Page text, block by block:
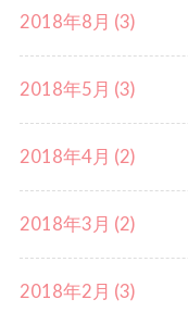
2018年8月 (3)
2018年5月 (3)
2018年4月 (2)
2018年3月 (2)
2018年2月 (3)